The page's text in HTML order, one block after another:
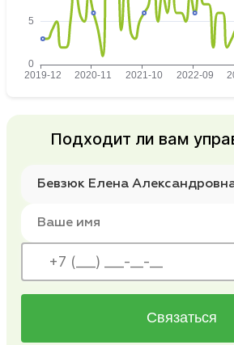
Подходит ли вам
Связаться